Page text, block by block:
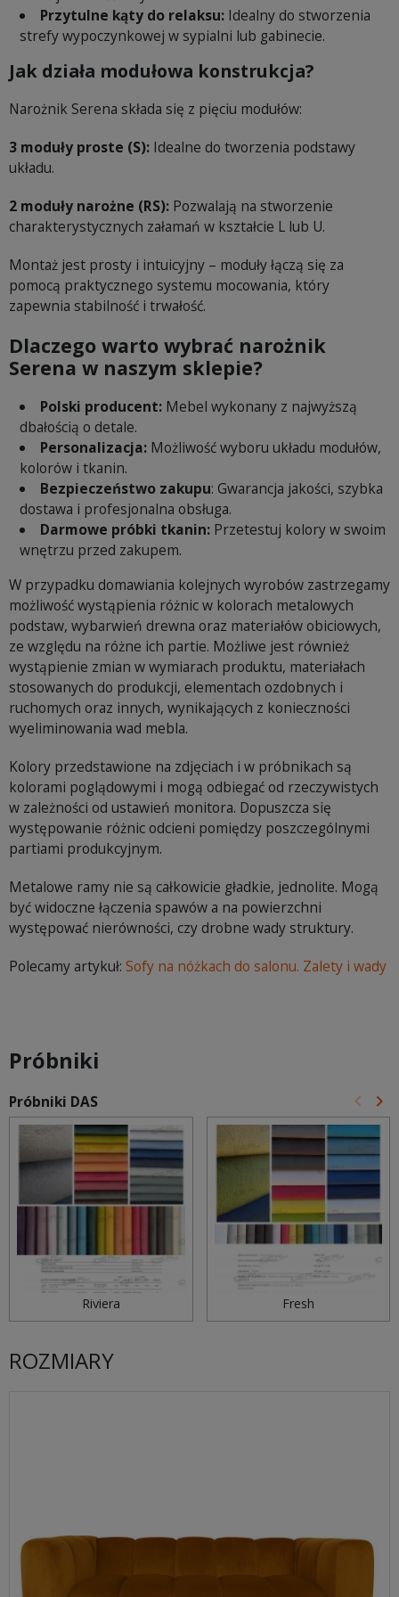
Przytulne kąty do relaksu:Idealny do stworzenia
strefy wypoczynkowej w sypialni lub gabinecie.
Jak działa modułowa konstrukcja?
Narożnik Serena składa się z pięciu modułów:
3 moduły proste (S): Idealne do tworzenia podstawy
układu.
2 moduły narożne (RS): Pozwalają na stworzenie
charakterystycznych załamań w kształcie L lub U.
Montaż jest prosty i intuicyjny – moduły łączą się za
pomocą praktycznego systemu mocowania, który
zapewnia stabilność i trwałość.
Dlaczego warto wybrać narożnik
Serena w naszym sklepie?
Polski producent:Mebel wykonany z najwyższą
dbałością o detale.
Personalizacja:Możliwość wyboru układu modułów,
kolorów i tkanin.
Bezpieczeństwo zakupu: Gwarancja jakości, szybka
dostawa i profesjonalna obsługa.
Darmowe próbki tkanin:Przetestuj kolory w swoim
wnętrzu przed zakupem.
W przypadku domawiania kolejnych wyrobów zastrzegamy
możliwość wystąpienia różnic w kolorach metalowych
podstaw, wybarwień drewna oraz materiałów obiciowych,
ze względu na różne ich partie. Możliwe jest również
wystąpienie zmian w wymiarach produktu, materiałach
stosowanych do produkcji, elementach ozdobnych i
ruchomych oraz innych, wynikających z konieczności
wyeliminowania wad mebla.
Kolory przedstawione na zdjęciach i w próbnikach są
kolorami poglądowymi i mogą odbiegać od rzeczywistych
w zależności od ustawień monitora. Dopuszcza się
występowanie różnic odcieni pomiędzy poszczególnymi
partiami produkcyjnym.
Metalowe ramy nie są całkowicie gładkie, jednolite. Mogą
być widoczne łączenia spawów a na powierzchni
występować nierówności, czy drobne wady struktury.
Polecamy artykuł: Sofy na nóżkach do salonu. Zalety i wady
Próbniki
Próbniki DAS keyboard_arrow_left keyboard_arrow_right
Riviera Fresh
ROZMIARY